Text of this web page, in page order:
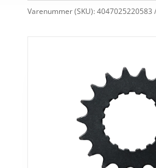
Varenummer (SKU):4047025220583